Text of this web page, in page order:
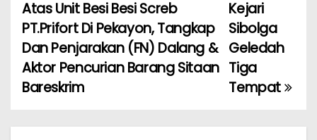
g
a
s
i
Kejari
Sibolga
Geledah
Tiga
Tempat
Atas Unit Besi Besi Screb
PT.Prifort Di Pekayon, Tangkap
Dan Penjarakan (FN) Dalang &
Aktor Pencurian Barang Sitaan
Bareskrim